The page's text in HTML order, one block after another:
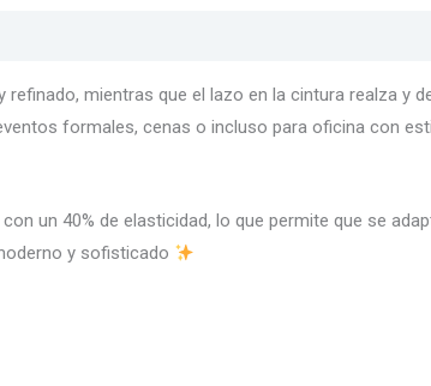
mientras que el lazo en la cintura realza y
formales, cenas o incluso para oficina con
un 40% de elasticidad, lo que permite que se
y sofisticado